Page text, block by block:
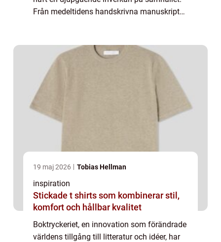
Från medeltidens handskrivna manuskript
19 maj 2026 Tobias Hellman
inspiration
Stickade t shirts som kombinerar stil,
komfort och hållbar kvalitet
Boktryckeriet, en innovation som förändrade
världens tillgång till litteratur och idéer, har